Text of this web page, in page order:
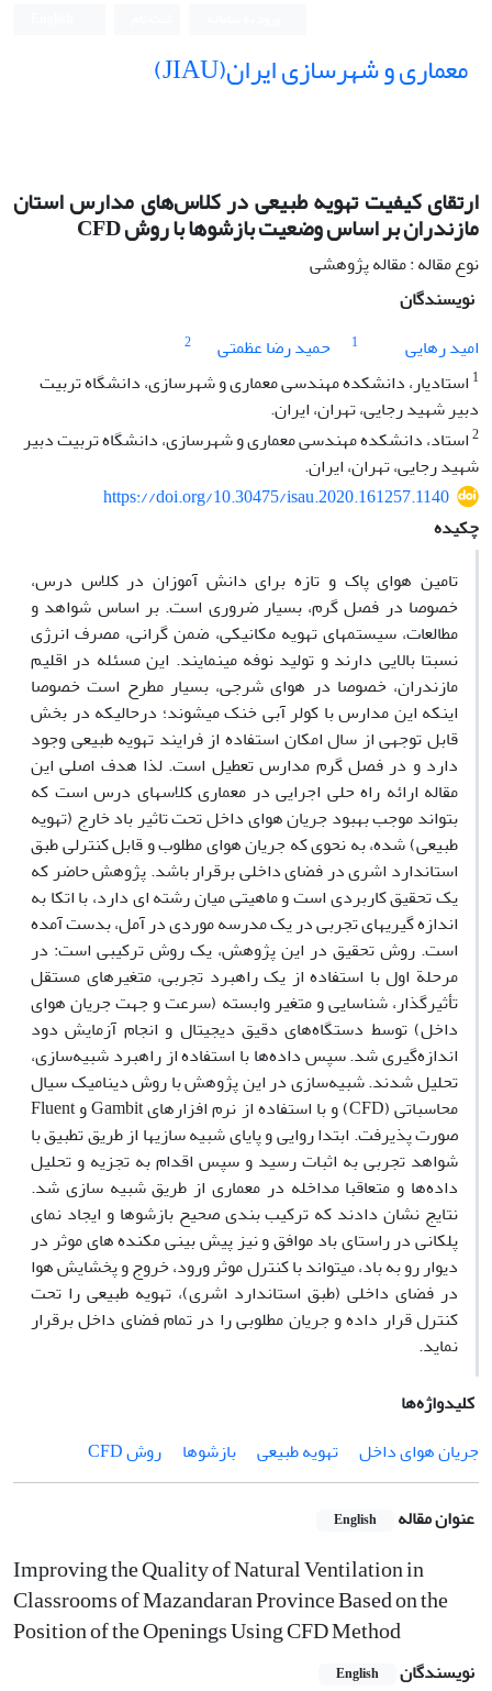
معماری و شهرسازی ایران(JIAU)
ارتقای کیفیت تهویه طبیعی در کلاس‌های مدارس استان
مازندران بر اساس وضعیت بازشوها با روش CFD
نوع مقاله : مقاله پژوهشی
نویسندگان
امید رهایی
1 حمید رضا عظمتی
2
1 استادیار، دانشکده مهندسی معماری و شهرسازی، دانشگاه تربیت
دبیر شهید رجایی، تهران، ایران.
2استاد، دانشکده مهندسی معماری و شهرسازی، دانشگاه تربیت دبیر
شهید رجایی، تهران، ایران.
https://doi.org/10.30475/isau.2020.161257.1140
چکیده
تامین هوای پاک و تازه برای دانش آموزان در کلاس درس،
خصوصا در فصل گرم، بسیار ضروری است. بر اساس شواهد و
مطالعات، سیستمهای تهویه مکانیکی، ضمن گرانی، مصرف انرژی
نسبتا بالایی دارند و تولید نوفه مینمایند. این مسئله در اقلیم
مازندران، خصوصا در هوای شرجی، بسیار مطرح است خصوصا
اینکه این مدارس با کولر آبی خنک میشوند؛ درحالیکه در بخش
قابل توجهی از سال امکان استفاده از فرایند تهویه طبیعی وجود
دارد و در فصل گرم مدارس تعطیل است. لذا هدف اصلی این
مقاله ارائه راه حلی اجرایی در معماری کلاسهای درس است که
بتواند موجب بهبود جریان هوای داخل تحت تاثیر باد خارج (تهویه
طبیعی) شده، به نحوی که جریان هوای مطلوب و قابل کنترلی طبق
استاندارد اشری در فضای داخلی برقرار باشد. پژوهش حاضر که
یک تحقیق کاربردی است و ماهیتی میان رشته ای دارد، با اتکا به
اندازه گیریهای تجربی در یک مدرسه موردی در آمل، بدست آمده
است. روش تحقیق در این پژوهش، یک روش ترکیبی است: در
مرحلة اول با استفاده از یک راهبرد تجربی، متغیرهای مستقل
تأثیرگذار، شناسایی و متغیر وابسته (سرعت و جهت جریان هوای
داخل) توسط دستگاه‌های دقیق دیجیتال و انجام آزمایش دود
اندازه‌گیری شد. سپس داده‌ها با استفاده از راهبرد شبیه‌سازی،
تحلیل شدند. شبیه‌سازی در این پژوهش با روش دینامیک سیال
محاسباتی (CFD) و با استفاده از نرم افزارهای Gambit و Fluent
صورت پذیرفت. ابتدا روایی و پایای شبیه سازیها از طریق تطبیق با
شواهد تجربی به اثبات رسید و سپس اقدام به تجزیه و تحلیل
داده‌ها و متعاقبا مداخله در معماری از طریق شبیه سازی شد.
نتایج نشان دادند که ترکیب بندی صحیح بازشوها و ایجاد نمای
پلکانی در راستای باد موافق و نیز پیش بینی مکنده های موثر در
دیوار رو به باد، میتواند با کنترل موثر ورود، خروج و پخشایش هوا
در فضای داخلی (طبق استاندارد اشری)، تهویه طبیعی را تحت
کنترل قرار داده و جریان مطلوبی را در تمام فضای داخل برقرار
نماید.
کلیدواژه‌ها
جریان هوای داخل
تهویه طبیعی بازشوها روش CFD
عنوان مقاله English
Improving the Quality of Natural Ventilation in
Classrooms of Mazandaran Province Based on the
Position of the Openings Using CFD Method
نویسندگان English